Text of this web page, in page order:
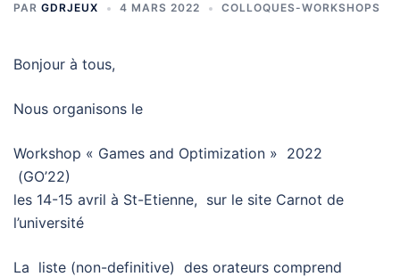
PAR GDRJEUX 4 MARS 2022 COLLOQUES-WORKSHOPS
Bonjour à tous,
Nous organisons le
Workshop « Games and Optimization » 2022
(GO’22)
les 14-15 avril à St-Etienne, sur le site Carnot de
l’université
La liste (non-definitive) des orateurs comprend